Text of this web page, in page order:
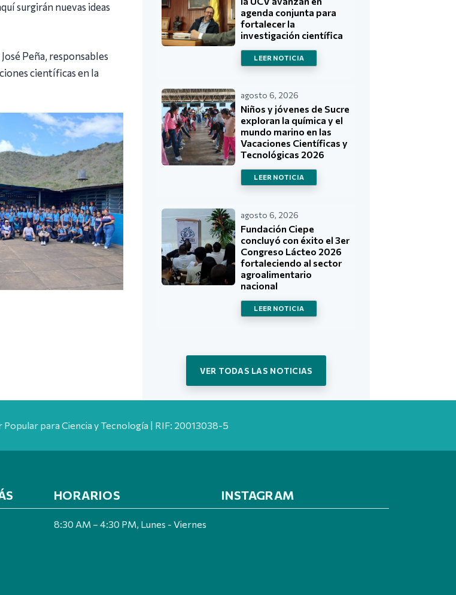
surgirán nuevas ideas
Peña, responsables
científicas en la
agenda conjunta para
fortalecer la
investigación científica
LEER NOTICIA
agosto 6, 2026
Niños y jóvenes de Sucre
exploran la química y el
mundo marino en las
Vacaciones Científicas y
Tecnológicas 2026
LEER NOTICIA
agosto 6, 2026
Fundación Ciepe
concluyó con éxito el 3er
Congreso Lácteo 2026
fortaleciendo al sector
agroalimentario
nacional
LEER NOTICIA
VER TODAS LAS NOTICIAS
para Ciencia y Tecnología | RIF: 20013038-5
HORARIOS
8:30 AM – 4:30 PM, Lunes - Viernes
INSTAGRAM